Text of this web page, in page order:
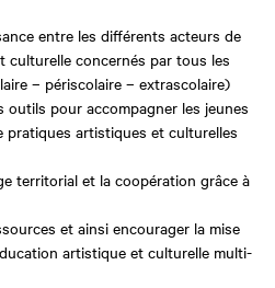
entre les différents acteurs de
culturelle concernés par tous les
– périscolaire – extrascolaire)
outils pour accompagner les jeunes
pratiques artistiques et culturelles
territorial et la coopération grâce à
et ainsi encourager la mise
artistique et culturelle multi-